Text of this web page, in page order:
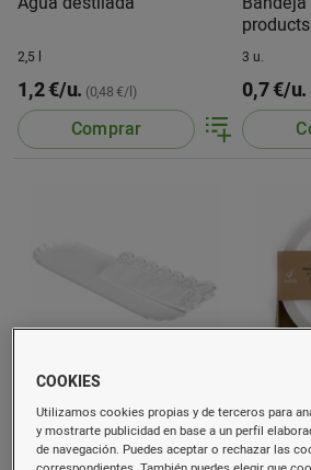
2,5 l
1,2 €/u. (0,48 €/l)
Comprar
3 u.
0,7 €/u.
rectangular brazo 10x36
3008
2 u.
20cm
12 u.
COOKIES
Utilizamos cookies propias y de terceros para
y mostrarte publicidad en base a un perfil
de navegación. Puedes aceptar o rechazar las